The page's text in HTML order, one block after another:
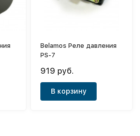
Belamos Реле давления
PS-7
919 руб.
В корзину